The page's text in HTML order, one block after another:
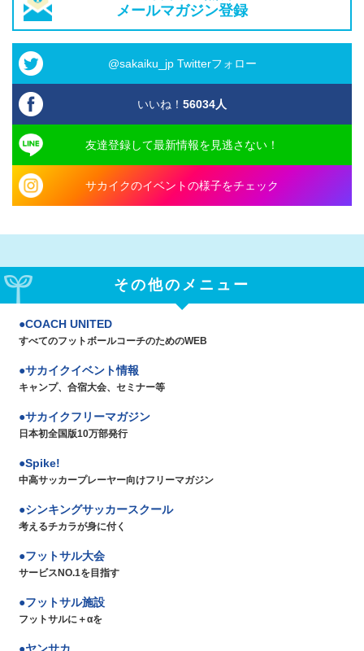
メールマガジン登録
@sakaiku_jp Twitterフォロー
いいね！ 56034人
友達登録して最新情報を見逃さない！
サカイクのイベントの様子をチェック
その他のメニュー
COACH UNITED
すべてのフットボールコーチのためのWEB
サカイクイベント情報
キャンプ、合宿大会、セミナー等
サカイクフリーマガジン
日本初全国版10万部発行
Spike!
中高サッカープレーヤー向けフリーマガジン
シンキングサッカースクール
考えるチカラが身に付く
フットサル大会
サービスNO.1を目指す
フットサル施設
フットサルに＋αを